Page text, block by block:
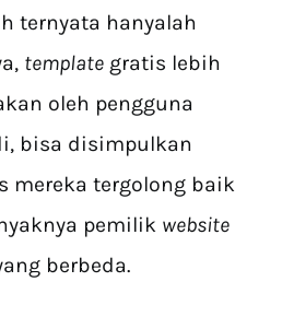
ternyata hanyalah
template gratis lebih
oleh pengguna
bisa disimpulkan
mereka tergolong baik
pemilik website
berbeda.